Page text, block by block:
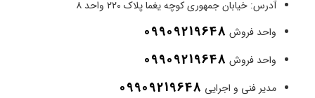
آدرس: خیابان جمهوری کوچه یغما پلاک ۲۲۰ واحد ۸
واحد فروش 09909219648
واحد فروش 09909219648
مدیر فنی و اجرایی 09909219648